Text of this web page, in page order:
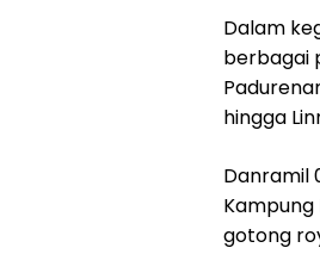
Dalam
berbagai
hingga
Danramil
gotong